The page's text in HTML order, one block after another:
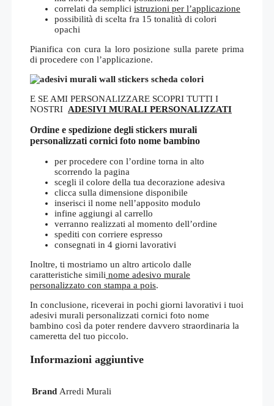
correlati da semplici istruzioni per l’applicazione
possibilità di scelta fra 15 tonalità di colori
opachi
Pianifica con cura la loro posizione sulla parete prima
di procedere con l’applicazione.
E SE AMI PERSONALIZZARE SCOPRI TUTTI I
NOSTRI ADESIVI MURALI PERSONALIZZATI
Ordine e spedizione degli stickers murali
personalizzati cornici foto nome bambino
per procedere con l’ordine torna in alto
scorrendo la pagina
scegli il colore della tua decorazione adesiva
clicca sulla dimensione disponibile
inserisci il nome nell’apposito modulo
infine aggiungi al carrello
verranno realizzati al momento dell’ordine
spediti con corriere espresso
consegnati in 4 giorni lavorativi
Inoltre, ti mostriamo un altro articolo dalle
caratteristiche simili nome adesivo murale
personalizzato con stampa a pois.
In conclusione, riceverai in pochi giorni lavorativi i tuoi
adesivi murali personalizzati cornici foto nome
bambino così da poter rendere davvero straordinaria la
cameretta del tuo piccolo.
Informazioni aggiuntive
Brand Arredi Murali